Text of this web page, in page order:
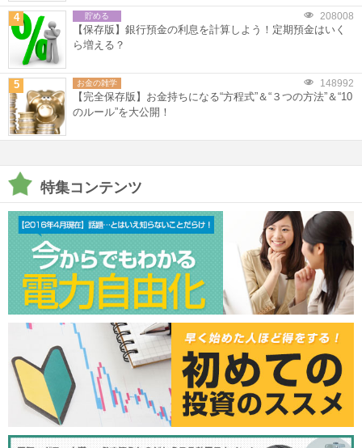
4 貯める 208008
【保存版】銀行預金の利息を計算しよう！定期預金はいく
ら増える？
5 お金の雑学 148992
【完全保存版】お金持ちになる“方程式”＆“３つの方法”＆“10
のルール”を大公開！
特集コンテンツ